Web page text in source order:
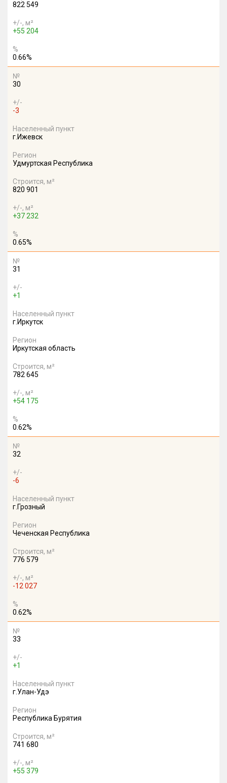
822 549
+/-, м²
+55 204
%
0.66%
№
30
+/-
-3
Населенный пункт
г.Ижевск
Регион
Удмуртская Республика
Строится, м²
820 901
+/-, м²
+37 232
%
0.65%
№
31
+/-
+1
Населенный пункт
г.Иркутск
Регион
Иркутская область
Строится, м²
782 645
+/-, м²
+54 175
%
0.62%
№
32
+/-
-6
Населенный пункт
г.Грозный
Регион
Чеченская Республика
Строится, м²
776 579
+/-, м²
-12 027
%
0.62%
№
33
+/-
+1
Населенный пункт
г.Улан-Удэ
Регион
Республика Бурятия
Строится, м²
741 680
+/-, м²
+55 379